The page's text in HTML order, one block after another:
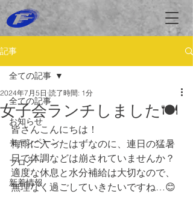
記事
全ての記事
お知らせ
キャンペーン
ブログ
新着情報
全ての記事
女子会ランチしました🍽️
2024年7月5日 読了時間: 1分
皆さんこんにちは！
梅雨に入ったはずなのに、連日の猛暑
日で体調などは崩されていませんか？
適度な休息と水分補給は大切なので、
無理なく過ごしていきたいですね…😊